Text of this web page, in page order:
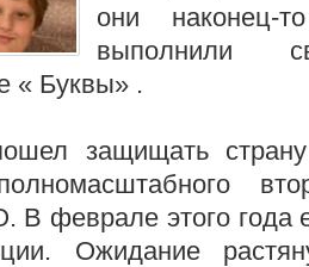
они наконец-
выполнили
« Буквы» .
защищать
феврале этого года
Ожидание